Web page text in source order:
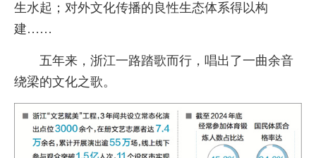
生水起；对外文化传播的良性生态体系得以构
建……
五年来，浙江一路踏歌而行，唱出了一曲余音
绕梁的文化之歌。